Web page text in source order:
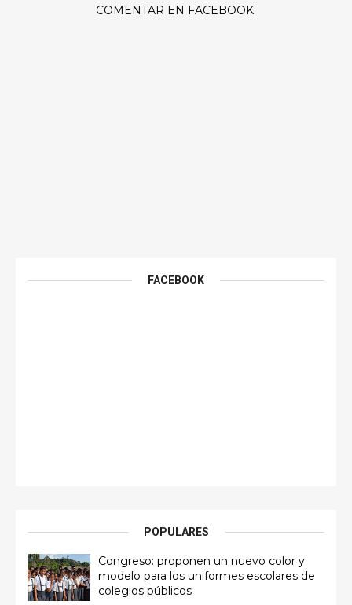
COMENTAR EN FACEBOOK:
FACEBOOK
POPULARES
Congreso: proponen un nuevo color y
modelo para los uniformes escolares de
colegios públicos